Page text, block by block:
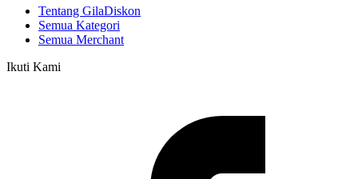
Tentang GilaDiskon
Semua Kategori
Semua Merchant
Ikuti Kami